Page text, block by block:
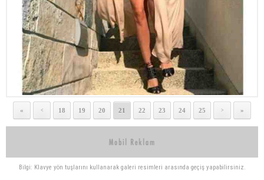
« < 18 19 20 21 22 23 24 25 > »
Bilgi: Klavye yön tuşlarını kullanarak galeri resimleri arasında geçiş yapabilirsiniz.